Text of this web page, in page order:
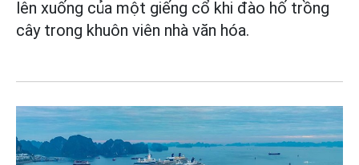
lên xuống của một giếng cổ khi đào hố trồng
cây trong khuôn viên nhà văn hóa.